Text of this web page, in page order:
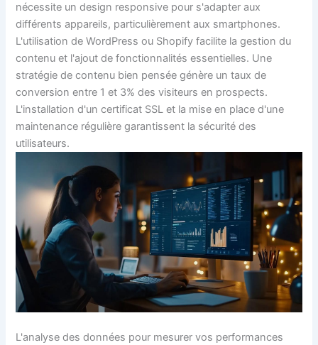
nécessite un design responsive pour s'adapter aux
différents appareils, particulièrement aux smartphones.
L'utilisation de WordPress ou Shopify facilite la gestion du
contenu et l'ajout de fonctionnalités essentielles. Une
stratégie de contenu bien pensée génère un taux de
conversion entre 1 et 3% des visiteurs en prospects.
L'installation d'un certificat SSL et la mise en place d'une
maintenance régulière garantissent la sécurité des
utilisateurs.
L'analyse des données pour mesurer vos performances